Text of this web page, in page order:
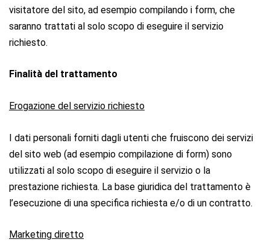
visitatore del sito, ad esempio compilando i form, che
saranno trattati al solo scopo di eseguire il servizio
richiesto.
Finalità del trattamento
Erogazione del servizio richiesto
I dati personali forniti dagli utenti che fruiscono dei servizi
del sito web (ad esempio compilazione di form) sono
utilizzati al solo scopo di eseguire il servizio o la
prestazione richiesta. La base giuridica del trattamento è
l’esecuzione di una specifica richiesta e/o di un contratto.
Marketing diretto